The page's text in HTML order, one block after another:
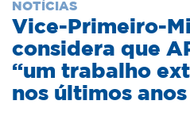
NOTÍCIAS
Vice-Primeiro-
considera que
“um trabalho
nos últimos anos